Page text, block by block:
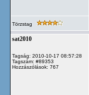
Törzstag
sat2010
Tagság: 2010-10-17 08:57:28
Tagszám: #89353
Hozzászólások: 767